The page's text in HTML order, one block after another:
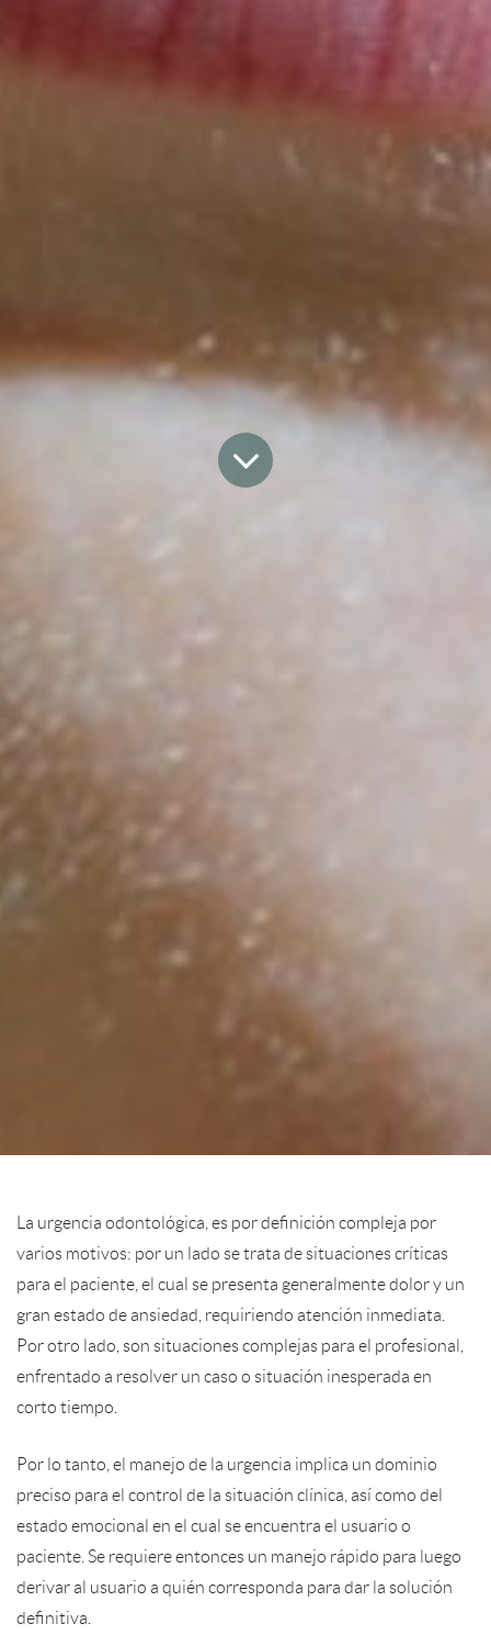
La urgencia odontológica, es por definición compleja por
varios motivos: por un lado se trata de situaciones críticas
para el paciente, el cual se presenta generalmente dolor y un
gran estado de ansiedad, requiriendo atención inmediata.
Por otro lado, son situaciones complejas para el profesional,
enfrentado a resolver un caso o situación inesperada en
corto tiempo.
Por lo tanto, el manejo de la urgencia implica un dominio
preciso para el control de la situación clínica, así como del
estado emocional en el cual se encuentra el usuario o
paciente. Se requiere entonces un manejo rápido para luego
derivar al usuario a quién corresponda para dar la solución
definitiva.